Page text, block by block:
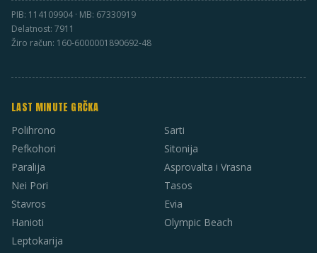
PIB: 114109904 · MB: 67330919
Delatnost: 7911
Žiro račun: 160-6000001890692-48
LAST MINUTE GRČKA
Polihrono
Pefkohori
Paralija
Nei Pori
Stavros
Hanioti
Leptokarija
Sarti
Sitonija
Asprovalta i Vrasna
Tasos
Evia
Olympic Beach